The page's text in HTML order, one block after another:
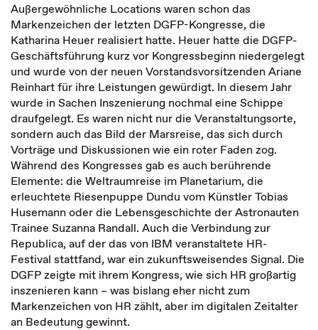
Außergewöhnliche Locations waren schon das
Markenzeichen der letzten DGFP-Kongresse, die
Katharina Heuer realisiert hatte. Heuer hatte die DGFP-
Geschäftsführung kurz vor Kongressbeginn niedergelegt
und wurde von der neuen Vorstandsvorsitzenden Ariane
Reinhart für ihre Leistungen gewürdigt. In diesem Jahr
wurde in Sachen Inszenierung nochmal eine Schippe
draufgelegt. Es waren nicht nur die Veranstaltungsorte,
sondern auch das Bild der Marsreise, das sich durch
Vorträge und Diskussionen wie ein roter Faden zog.
Während des Kongresses gab es auch berührende
Elemente: die Weltraumreise im Planetarium, die
erleuchtete Riesenpuppe Dundu vom Künstler Tobias
Husemann oder die Lebensgeschichte der Astronauten
Trainee Suzanna Randall. Auch die Verbindung zur
Republica, auf der das von IBM veranstaltete HR-
Festival stattfand, war ein zukunftsweisendes Signal. Die
DGFP zeigte mit ihrem Kongress, wie sich HR großartig
inszenieren kann – was bislang eher nicht zum
Markenzeichen von HR zählt, aber im digitalen Zeitalter
an Bedeutung gewinnt.